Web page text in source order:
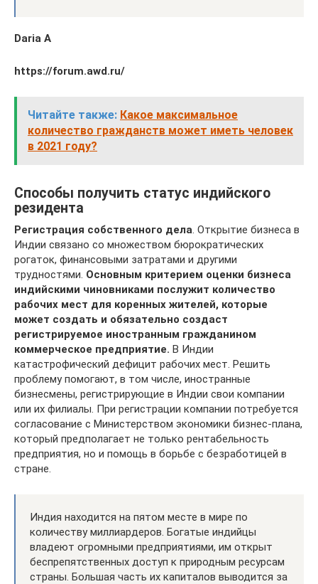
Daria A
https://forum.awd.ru/
Читайте также: Какое максимальное
количество гражданств может иметь человек
в 2021 году?
Способы получить статус индийского
резидента
Регистрация собственного дела . Открытие бизнеса в
Индии связано со множеством бюрократических
рогаток, финансовыми затратами и другими
трудностями. Основным критерием оценки бизнеса
индийскими чиновниками послужит количество
рабочих мест для коренных жителей, которые
может создать и обязательно создаст
регистрируемое иностранным гражданином
коммерческое предприятие. В Индии
катастрофический дефицит рабочих мест. Решить
проблему помогают, в том числе, иностранные
бизнесмены, регистрирующие в Индии свои компании
или их филиалы. При регистрации компании потребуется
согласование с Министерством экономики бизнес-плана,
который предполагает не только рентабельность
предприятия, но и помощь в борьбе с безработицей в
стране.
Индия находится на пятом месте в мире по
количеству миллиардеров. Богатые индийцы
владеют огромными предприятиями, им открыт
беспрепятственных доступ к природным ресурсам
страны. Большая часть их капиталов выводится за